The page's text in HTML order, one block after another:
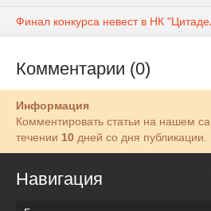
Финал конкурса невест в НК
Комментарии (0)
Информация
Комментировать статьи на нашем
течении 10 дней со дня публикации.
Навигация